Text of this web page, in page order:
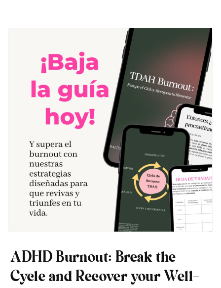
ADHD Burnout: Break the
Cycle and Recover your Well-